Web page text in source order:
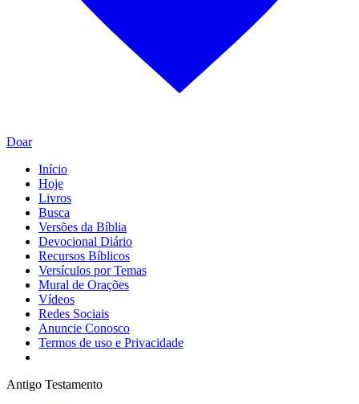
Doar
Início
Hoje
Livros
Busca
Versões da Bíblia
Devocional Diário
Recursos Bíblicos
Versículos por Temas
Mural de Orações
Vídeos
Redes Sociais
Anuncie Conosco
Termos de uso e Privacidade
Antigo Testamento